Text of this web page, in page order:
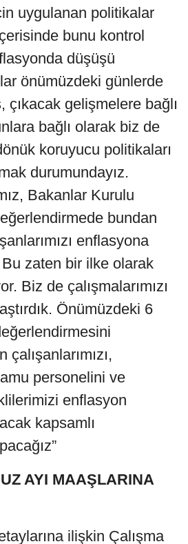
uygulanan politikalar
bunu kontrol
düşüşü
önümüzdeki günlerde
çıkacak gelişmelere bağlı
bağlı olarak biz de
koruyucu politikaları
durumundayız.
Bakanlar Kurulu
bundan
enflasyona
zaten bir ilke olarak
Biz de çalışmalarımızı
Önümüzdeki 6
çalışanlarımızı,
personelini ve
enflasyon
kapsamlı
AYI MAAŞLARINA
ilişkin Çalışma